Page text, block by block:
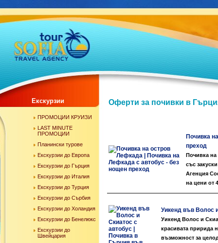
Екскурзии
ПРОМОЦИИ КРУИЗИ
LAST MINUTE
ПРОМОЦИИ
Планински турове
Екскурзии до Европа
Екскурзии до Гърция
Екскурзии до Италия
Екскурзии до Турция
Екскурзии до Сърбия
Екскурзии до Холандия
Екскурзии до Бенелюкс
Екскурзии до
Швейцария
Оферти за почивки в
Почивка
преход
Почивка на
със
Агенция
на цени от
Уикенд във Волос
Уикенд Волос и
красивата пририда
възможност за